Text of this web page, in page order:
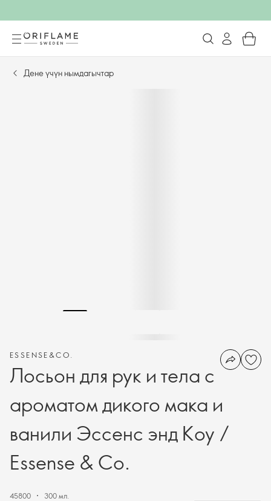
Дене үчүн нымдагычтар
ESSENSE&CO.
Лосьон для рук и тела с
ароматом дикого мака и
ванили Эссенс энд Коу /
Essense & Co.
45800
300 мл.